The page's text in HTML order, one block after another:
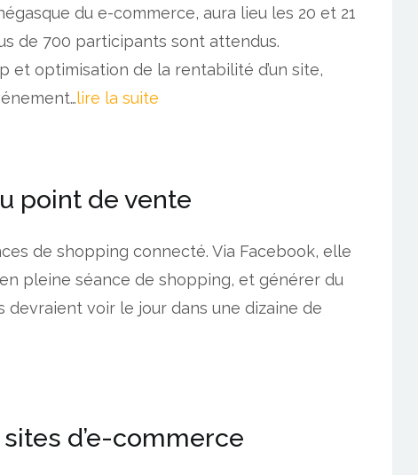
du e-commerce, aura lieu les 20 et 21
de 700 participants sont attendus.
optimisation de la rentabilité d’un site,
lire la suite
point de vente
de shopping connecté. Via Facebook, elle
pleine séance de shopping, et générer du
voir le jour dans une dizaine de
d’e-commerce